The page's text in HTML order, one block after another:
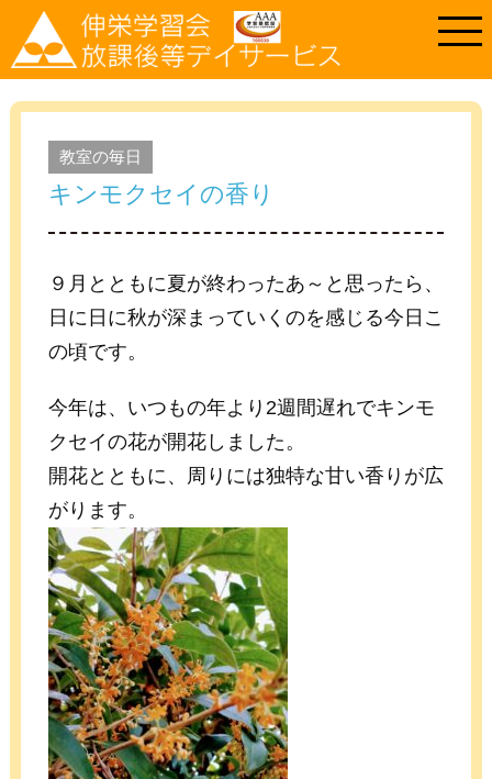
教室の毎日
キンモクセイの香り
９月とともに夏が終わったあ～と思ったら、
日に日に秋が深まっていくのを感じる今日こ
の頃です。
今年は、いつもの年より2週間遅れでキンモ
クセイの花が開花しました。
開花とともに、周りには独特な甘い香りが広
がります。